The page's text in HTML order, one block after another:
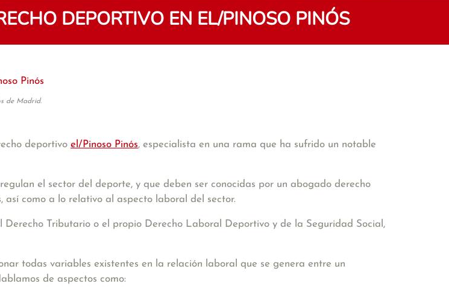
DEPORTIVO EN EL/PINOSO PINÓS
Pinós
de Madrid.
deportivo el/Pinoso Pinós, especialista en una rama que ha sufrido un notable
el sector del deporte, y que deben ser conocidas por un abogado derecho
como a lo relativo al aspecto laboral del sector.
Tributario o el propio Derecho Laboral Deportivo y de la Seguridad Social,
todas variables existentes en la relación laboral que se genera entre un
de aspectos como: